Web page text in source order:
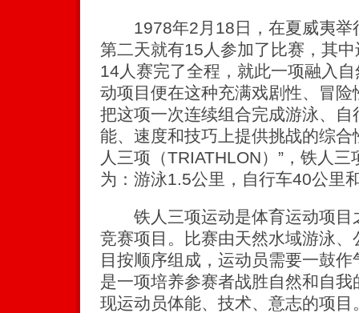
1978年2月18日，在夏威夷举
第二天就有15人参加了比赛，其
14人赛完了全程，就此一项融入
动项目便在这种充满戏剧性、冒
把这项一次连续组合完成游泳、
能、速度和技巧上提供挑战的综合
人三项（TRIATHLON）”，铁人
为：游泳1.5公里，自行车40公里
铁人三项运动是体育运动项目
竞赛项目。比赛由天然水域游泳
目按顺序组成，运动员需要一鼓
是一项培养参赛者战胜自然和自
现运动员体能、技术、意志的项